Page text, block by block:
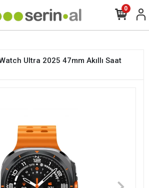
0
Ultra 2025 47mm Akıllı Saat